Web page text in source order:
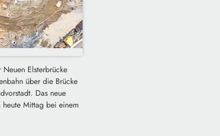
Elsterbrücke
über die Brücke
Das neue
heute Mittag bei einem